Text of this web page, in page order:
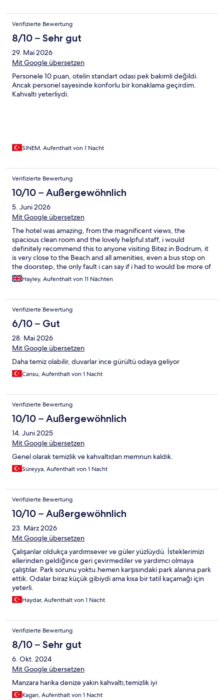
Verifizierte Bewertung
8/10 – Sehr gut
29. Mai 2026
Mit Google übersetzen
Personele 10 puan, otelin standart odası pek bakımlı değildi.
Ancak personel sayesinde konforlu bir konaklama geçirdim.
Kahvaltı yeterliydi.
SINEM, Aufenthalt von 1 Nacht
Verifizierte Bewertung
10/10 – Außergewöhnlich
5. Juni 2026
Mit Google übersetzen
The hotel was amazing, from the magnificent views, the
spacious clean room and the lovely helpful staff, i would
definitely recommend this to anyone visiting Bitez in Bodrum, it
is very close to the Beach and all amenities, even a bus stop on
the doorstep, the only fault i can say if i had to would be more of
a breakfast choice, as after 11 mornings of eating the same items
it did become a little tedious, but on the plus side we were
couple of love birds each morning strolling the hotel gardens
which was a bonus, cant wait to visit again soon.
Hayley, Aufenthalt von 11 Nächten
Verifizierte Bewertung
6/10 – Gut
28. Mai 2026
Mit Google übersetzen
Daha temiz olabilir, duvarlar ince gürültü odaya geliyor
Cansu, Aufenthalt von 1 Nacht
Verifizierte Bewertung
10/10 – Außergewöhnlich
14. Juni 2025
Mit Google übersetzen
Genel olarak temizlik ve kahvaltıdan memnun kaldık.
Süreyya, Aufenthalt von 1 Nacht
Verifizierte Bewertung
10/10 – Außergewöhnlich
23. März 2026
Mit Google übersetzen
Çalışanlar oldukça yardımsever ve güler yüzlüydü. İsteklerimizi
ellerinden geldiğince geri çevirmediler ve yardımcı olmaya
çalıştılar. Park sorunu yoktu.hemen karşısındaki park alanına park
ettik. Odalar biraz küçük gibiydi ama kısa bir tatil kaçamağı için
yeterli.
Haydar, Aufenthalt von 1 Nacht
Verifizierte Bewertung
8/10 – Sehr gut
6. Okt. 2024
Mit Google übersetzen
Manzara harika denize yakın kahvaltı,temizlik iyi
Kagan, Aufenthalt von 1 Nacht